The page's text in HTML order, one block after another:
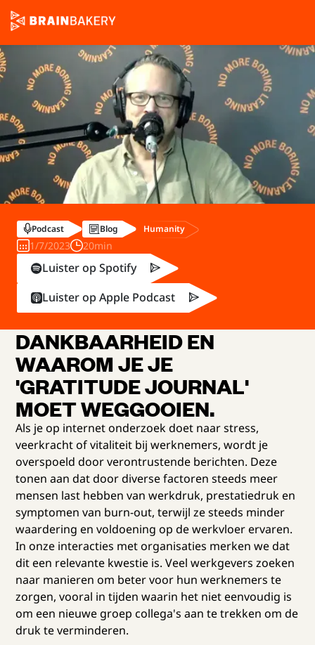
DANKBAARHEID EN
WAAROM JE JE
'GRATITUDE JOURNAL'
MOET WEGGOOIEN.
Als je op internet onderzoek doet naar stress,
veerkracht of vitaliteit bij werknemers, wordt je
overspoeld door verontrustende berichten. Deze
tonen aan dat door diverse factoren steeds meer
mensen last hebben van werkdruk, prestatiedruk en
symptomen van burn-out, terwijl ze steeds minder
waardering en voldoening op de werkvloer ervaren.
In onze interacties met organisaties merken we dat
dit een relevante kwestie is. Veel werkgevers zoeken
naar manieren om beter voor hun werknemers te
zorgen, vooral in tijden waarin het niet eenvoudig is
om een nieuwe groep collega's aan te trekken om de
druk te verminderen.
Podcast Blog Humanity
1/7/2023 20min
Luister op Spotify
Luister op Apple Podcast